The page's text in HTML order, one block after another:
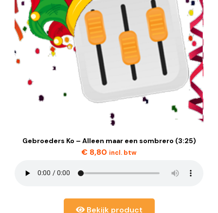
Gebroeders Ko – Alleen maar een sombrero (3:25)
€ 8,80 incl. btw
Bekijk product